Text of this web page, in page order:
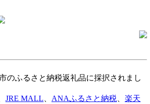
のふるさと納税返礼品に採択されまし
JRE MALL ANAふるさと納税
楽天